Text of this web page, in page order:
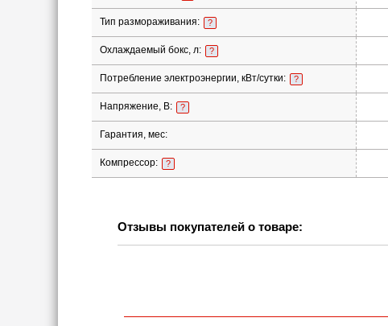
Тип размораживания: ?
Охлаждаемый бокс, л: ?
Потребление электроэнергии, кВт/сутки: ?
Напряжение, В: ?
Гарантия, мес:
Компрессор: ?
Отзывы покупателей о товаре: